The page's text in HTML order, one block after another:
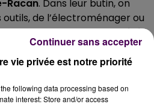
Racan. Dans leur butin, on
de l’électroménager ou
Certains objets ont aussi été
de La Flèche. A l’issue de sa
jugé en comparution
l’autre à douze mois de
vie privée est notre priorité
following data processing based on
interest: Store and/or access
Continuer sans accepter